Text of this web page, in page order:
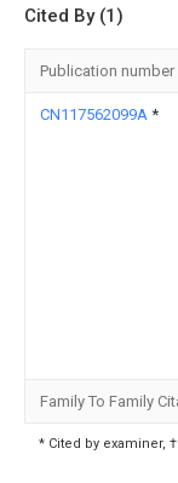
Cited By (1)
Publication number
CN117562099A *
Family To Family
* Cited by examiner,